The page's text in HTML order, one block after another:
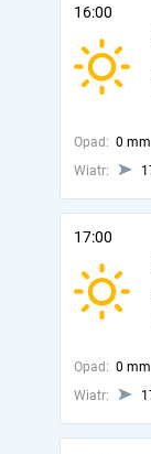
16:00
Opad: 0 mm
Wiatr:
17:00
Opad: 0 mm
Wiatr: